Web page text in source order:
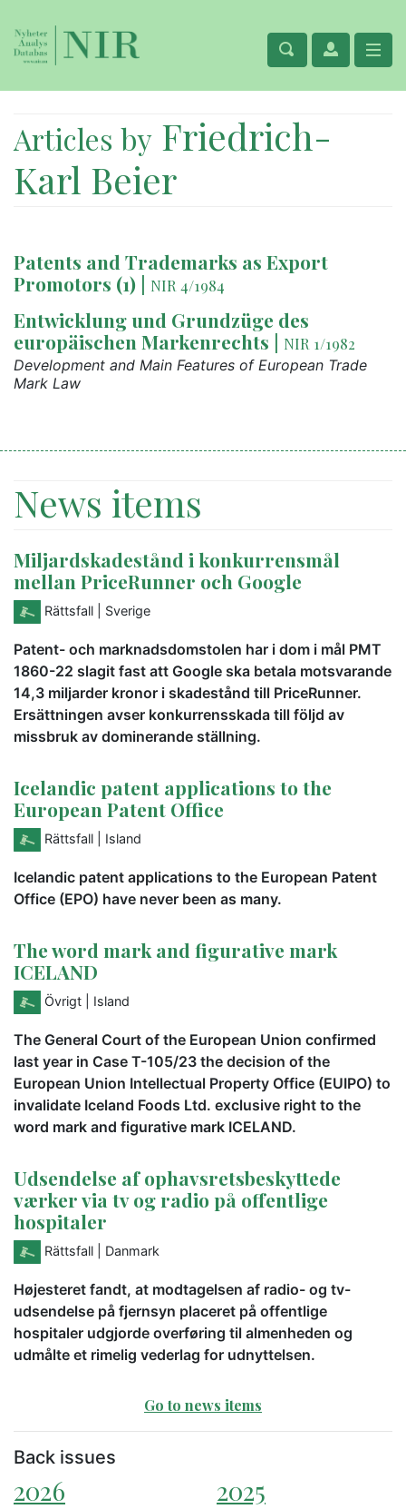
Articles by Friedrich-
Karl Beier
Patents and Trademarks as Export
Promotors (1) | NIR 4/1984
Entwicklung und Grundzüge des
europäischen Markenrechts | NIR 1/1982
Development and Main Features of European Trade
Mark Law
News items
Miljardskadestånd i konkurrensmål
mellan PriceRunner och Google
Rättsfall | Sverige
Patent- och marknadsdomstolen har i dom i mål PMT
1860-22 slagit fast att Google ska betala motsvarande
14,3 miljarder kronor i skadestånd till PriceRunner.
Ersättningen avser konkurrensskada till följd av
missbruk av dominerande ställning.
Icelandic patent applications to the
European Patent Office
Rättsfall | Island
Icelandic patent applications to the European Patent
Office (EPO) have never been as many.
The word mark and figurative mark
ICELAND
Övrigt | Island
The General Court of the European Union confirmed
last year in Case T-105/23 the decision of the
European Union Intellectual Property Office (EUIPO) to
invalidate Iceland Foods Ltd. exclusive right to the
word mark and figurative mark ICELAND.
Udsendelse af ophavsretsbeskyttede
værker via tv og radio på offentlige
hospitaler
Rättsfall | Danmark
Højesteret fandt, at modtagelsen af radio- og tv-
udsendelse på fjernsyn placeret på offentlige
hospitaler udgjorde overføring til almenheden og
udmålte et rimelig vederlag for udnyttelsen.
Go to news items
Back issues
2026
2025